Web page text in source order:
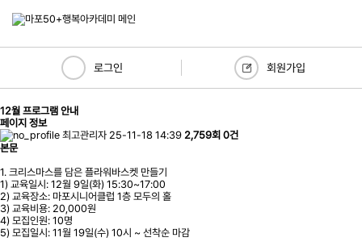
로그인 회원가입
12월 프로그램 안내
페이지 정보
최고관리자 25-11-18 14:39 2,759회 0건
본문
1. 크리스마스를 담은 플라워바스켓 만들기
1) 교육일시: 12월 9일(화) 15:30~17:00
2) 교육장소: 마포시니어클럽 1층 모두의 홀
3) 교육비용: 20,000원
4) 모집인원: 10명
5) 모집일시: 11월 19일(수) 10시 ~ 선착순 마감